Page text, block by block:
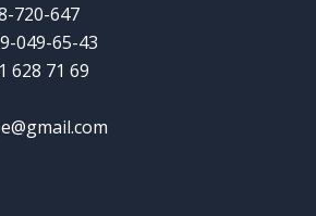
720-647
049-65-43
628 71 69